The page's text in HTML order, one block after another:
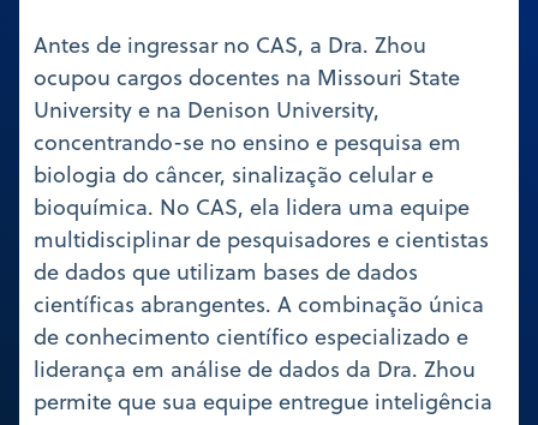
Antes de ingressar no CAS, a Dra. Zhou
ocupou cargos docentes na Missouri State
University e na Denison University,
concentrando-se no ensino e pesquisa em
biologia do câncer, sinalização celular e
bioquímica. No CAS, ela lidera uma equipe
multidisciplinar de pesquisadores e cientistas
de dados que utilizam bases de dados
científicas abrangentes. A combinação única
de conhecimento científico especializado e
liderança em análise de dados da Dra. Zhou
permite que sua equipe entregue inteligência